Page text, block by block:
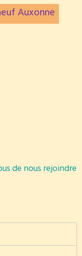
Auxonne
de nous rejoindre